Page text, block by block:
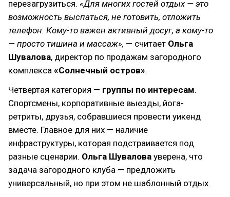
перезагрузиться. «Для многих гостей отдых — это
возможность выспаться, не готовить, отложить
телефон. Кому-то важен активный досуг, а кому-то
— просто тишина и массаж», — считает Ольга
Шувалова, директор по продажам загородного
комплекса «Солнечный остров».
Четвертая категория — группы по интересам.
Спортсмены, корпоративные выезды, йога-
ретриты, друзья, собравшиеся провести уикенд
вместе. Главное для них — наличие
инфраструктуры, которая подстраивается под
разные сценарии. Ольга Шувалова уверена, что
задача загородного клуба — предложить
универсальный, но при этом не шаблонный отдых.